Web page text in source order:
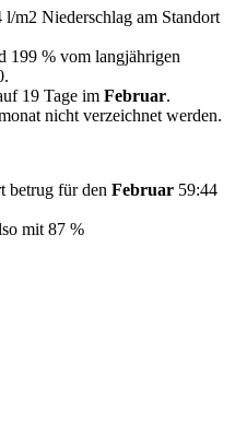
l/m2 Niederschlag am Standort
199 % vom langjährigen
19 Tage im Februar.
nicht verzeichnet werden.
betrug für den Februar 59:44
mit 87 %